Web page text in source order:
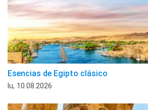
Esencias de Egipto clásico
lu, 10.08.2026